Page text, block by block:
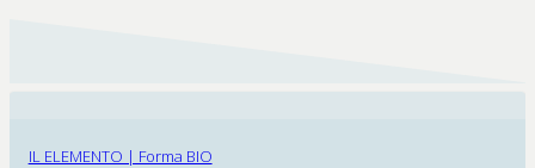
IL ELEMENTO | Forma BIO